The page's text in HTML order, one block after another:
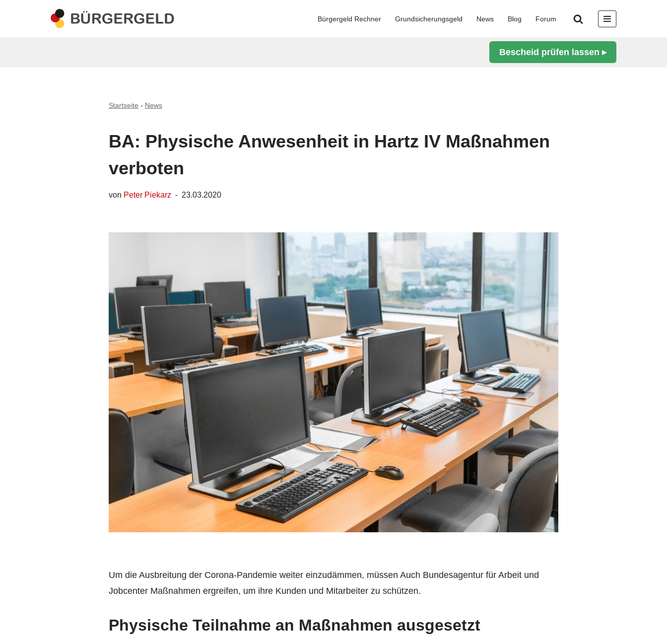
Bürgergeld Rechner Grundsicherungsgeld News Blog Forum
Bescheid prüfen lassen ▸
Startseite - News
BA: Physische Anwesenheit in Hartz IV Maßnahmen
verboten
von Peter Piekarz 23.03.2020
Um die Ausbreitung der Corona-Pandemie weiter einzudämmen, müssen Auch Bundesagentur für Arbeit und
Jobcenter Maßnahmen ergreifen, um ihre Kunden und Mitarbeiter zu schützen.
Physische Teilnahme an Maßnahmen ausgesetzt